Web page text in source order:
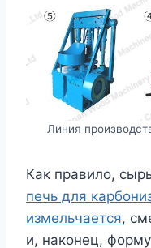
Линия
Как правило,
печь для
измельчается,
и, наконец,